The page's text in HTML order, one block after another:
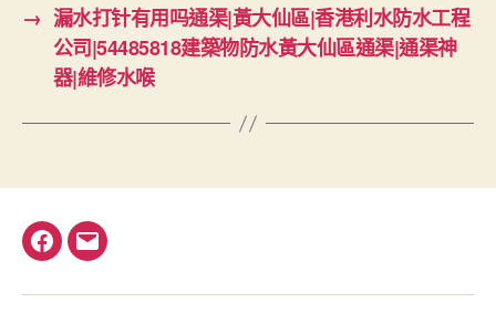
→ 漏水打针有用吗通渠|黃大仙區|香港利水防水工程
公司|54485818建築物防水黃大仙區通渠|通渠神
器|維修水喉
Facebook
電